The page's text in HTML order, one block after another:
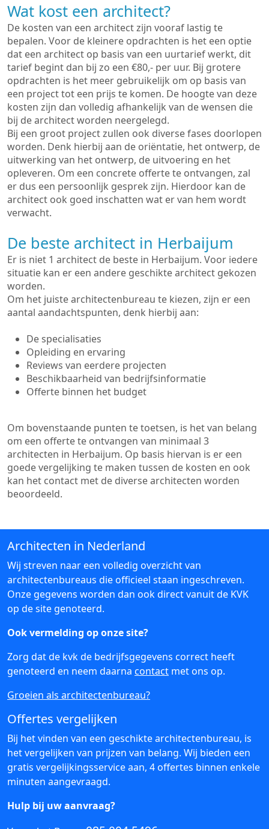
Wat kost een architect?
De kosten van een architect zijn vooraf lastig te
bepalen. Voor de kleinere opdrachten is het een optie
dat een architect op basis van een uurtarief werkt, dit
tarief begint dan bij zo een €80,- per uur. Bij grotere
opdrachten is het meer gebruikelijk om op basis van
een project tot een prijs te komen. De hoogte van deze
kosten zijn dan volledig afhankelijk van de wensen die
bij de architect worden neergelegd.
Bij een groot project zullen ook diverse fases doorlopen
worden. Denk hierbij aan de oriëntatie, het ontwerp, de
uitwerking van het ontwerp, de uitvoering en het
opleveren. Om een concrete offerte te ontvangen, zal
er dus een persoonlijk gesprek zijn. Hierdoor kan de
architect ook goed inschatten wat er van hem wordt
verwacht.
De beste architect in Herbaijum
Er is niet 1 architect de beste in Herbaijum. Voor iedere
situatie kan er een andere geschikte architect gekozen
worden.
Om het juiste architectenbureau te kiezen, zijn er een
aantal aandachtspunten, denk hierbij aan:
De specialisaties
Opleiding en ervaring
Reviews van eerdere projecten
Beschikbaarheid van bedrijfsinformatie
Offerte binnen het budget
Om bovenstaande punten te toetsen, is het van belang
om een offerte te ontvangen van minimaal 3
architecten in Herbaijum. Op basis hiervan is er een
goede vergelijking te maken tussen de kosten en ook
kan het contact met de diverse architecten worden
beoordeeld.
Architecten in Nederland
Wij streven naar een volledig overzicht van
architectenbureaus die officieel staan ingeschreven.
Onze gegevens worden dan ook direct vanuit de KVK
op de site genoteerd.
Ook vermelding op onze site?
Zorg dat de kvk de bedrijfsgegevens correct heeft
genoteerd en neem daarna contact met ons op.
Groeien als architectenbureau?
Offertes vergelijken
Bij het vinden van een geschikte architectenbureau, is
het vergelijken van prijzen van belang. Wij bieden een
gratis vergelijkingsservice aan, 4 offertes binnen enkele
minuten aangevraagd.
Hulp bij uw aanvraag?